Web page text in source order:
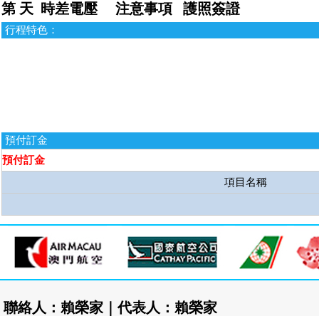
第 天 時差電壓 注意事項 護照簽證
行程特色：
預付訂金
預付訂金
項目名稱
聯絡人：賴榮家｜代表人：賴榮家